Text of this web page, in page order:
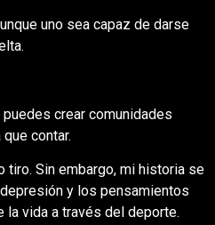
uno sea capaz de darse
crear comunidades
contar.
Sin embargo, mi historia se
y los pensamientos
la vida a través del deporte.